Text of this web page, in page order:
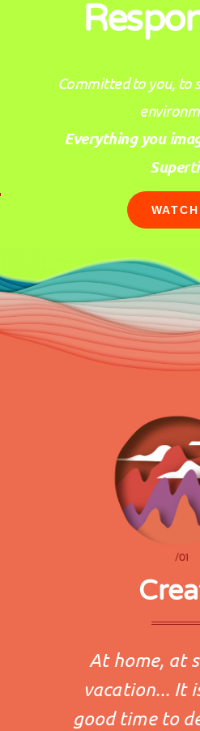
Committed to you, to
Everything you
/01
At home, at
vacation... It
good time to